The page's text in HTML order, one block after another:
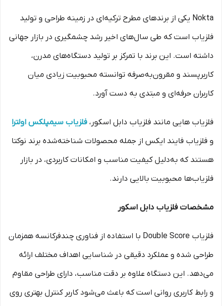
Nokta یکی از برندهای مطرح ترکیه‌ای در زمینه طراحی و تولید
فلزیاب است که طی سال‌های اخیر رشد چشمگیری در بازار جهانی
داشته است. این برند با تمرکز بر تولید دستگاه‌های مدرن،
کاربرپسند و مقرون‌به‌صرفه توانسته محبوبیت زیادی میان
کاربران حرفه‌ای و مبتدی به دست آورد.
فلزیاب هایی مانند فلزیاب دابل اسکور، فلزیاب سیمپلکس اولترا
و فلزیاب فایند ایکس از جمله محصولات شناخته‌شده برند نوکتا
هستند که به‌دلیل کیفیت مناسب و امکانات کاربردی، در بازار
فلزیاب‌ها محبوبیت بالایی دارند.
مشخصات فلزیاب دابل اسکور
فلزیاب Double Score با استفاده از فناوری چندفرکانسه همزمان
طراحی شده و عملکرد دقیقی در شناسایی اهداف مختلف ارائه
می‌دهد. این دستگاه علاوه بر دقت مناسب، دارای طراحی مقاوم
و رابط کاربری روانی است که باعث می‌شود کاربر کنترل بهتری روی